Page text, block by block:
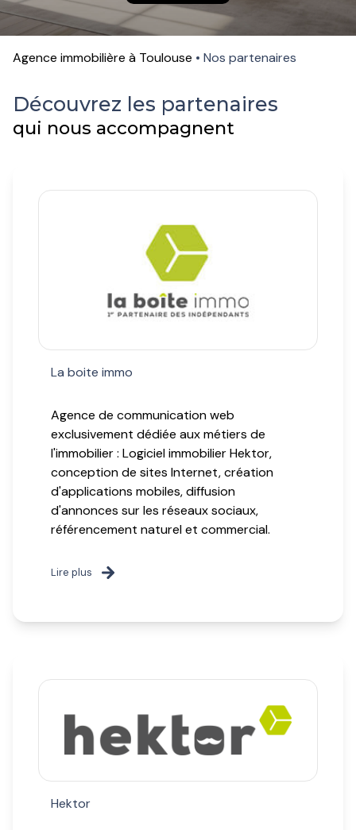
contactez-
nous
Agence immobilière à Toulouse Nos partenaires
Découvrez les partenaires
qui nous accompagnent
La boite immo
Agence de communication web
exclusivement dédiée aux métiers de
l'immobilier : Logiciel immobilier Hektor,
conception de sites Internet, création
d'applications mobiles, diffusion
d'annonces sur les réseaux sociaux,
référencement naturel et commercial.
Lire plus
Hektor